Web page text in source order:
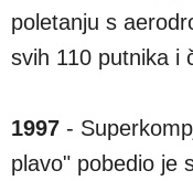
poletanju s
svih 110 putnika i
1997 -
plavo" pobedio je